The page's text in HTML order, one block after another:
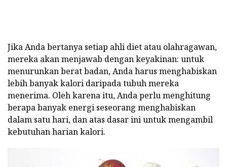
Jika Anda bertanya setiap ahli diet atau olahragawan,
mereka akan menjawab dengan keyakinan: untuk
menurunkan berat badan, Anda harus menghabiskan
lebih banyak kalori daripada tubuh mereka
menerima. Oleh karena itu, Anda perlu menghitung
berapa banyak energi seseorang menghabiskan
dalam satu hari, dan atas dasar ini untuk mengambil
kebutuhan harian kalori.